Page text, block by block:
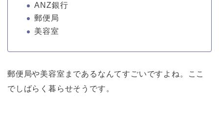
ANZ銀行
郵便局
美容室
郵便局や美容室まであるなんてすごいですよね。ここ
でしばらく暮らせそうです。